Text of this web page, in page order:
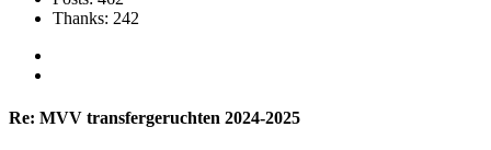
Thanks: 242
Re: MVV transfergeruchten 2024-2025